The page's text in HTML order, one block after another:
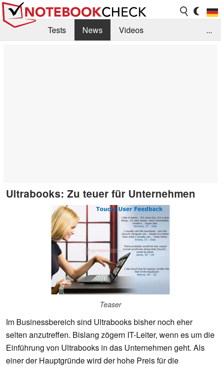
Tests News
Videos
...
Ultrabooks: Zu teuer für Unternehmen
Teaser
Im Businessbereich sind Ultrabooks bisher noch eher
selten anzutreffen. Bislang zögern IT-Leiter, wenn es um die
Einführung von Ultrabooks in das Unternehmen geht. Als
einer der Hauptgründe wird der hohe Preis für die